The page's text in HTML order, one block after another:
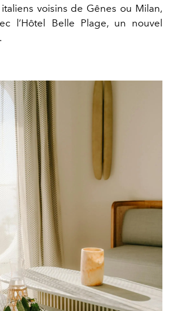
voisins de Gênes ou Milan,
l’Hôtel Belle Plage, un nouvel